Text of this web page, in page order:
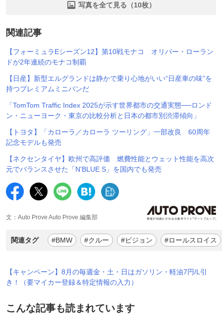
写真を全て見る（10枚）
関連記事
【フォーミュラEシーズン12】第10戦モナコ オリバー・ローラン
ドが2年連続のモナコ制覇
【日産】新型エルグランドは静かで乗り心地がいい“日産車の味”を
持つプレミアムミニバンだ
「TomTom Traffic Index 2025が示す世界都市の交通実態──ロンド
ン・ニューヨーク・東京の比較分析と日本の都市別渋滞傾向」
【トヨタ】「カローラ／カローラ ツーリング」一部改良 60周年
記念モデルも発売
【ネクセンタイヤ】欧州で高評価 燃費性能とウェット性能を高次
元でバランスさせた「N'BLUE S」を国内でも発売
文：Auto Prove Auto Prove 編集部
関連タグ #BMW #クルー #ビジョン #ロールスロイス
【キャンペーン】8月の毎週金・土・日はガソリン・軽油7円/L引
き！（要マイカー登録＆特定情報の入力）
こんな記事も読まれています